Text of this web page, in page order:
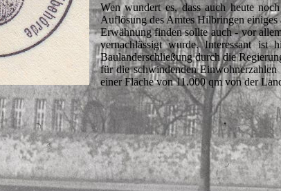
Wen wundert es, dass auch heute
Auflösung des Amtes Hilbringen
Erwähnung finden sollte auch - vor
vernachlässigt wurde. Interessant
Baulanderschließung durch die
für die schwindenden
einer Fläche von 11.000 qm von der